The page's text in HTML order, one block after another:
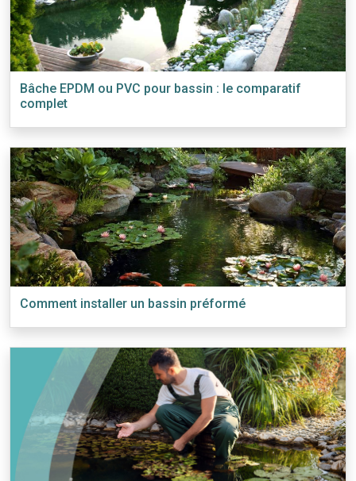
Bâche EPDM ou PVC pour bassin : le comparatif
complet
Comment installer un bassin préformé